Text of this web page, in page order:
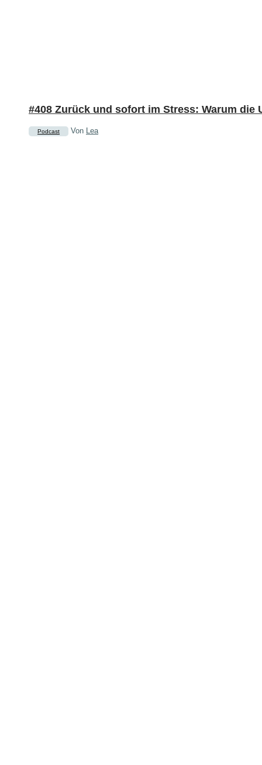
#408 Zurück und sofort im Stress: Warum
Podcast Von Lea